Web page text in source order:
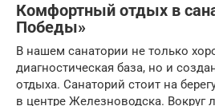
Комфортный отдых в
Победы»
В нашем санатории не только
диагностическая база, но и
отдыха. Санаторий стоит на
в центре Железноводска. Вокруг